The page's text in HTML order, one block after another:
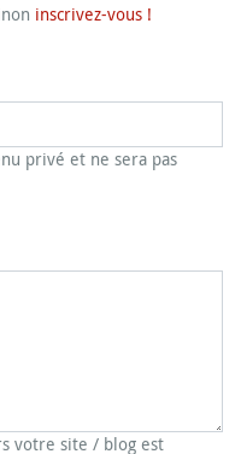
inscrivez-vous !
privé et ne sera pas
votre site / blog est